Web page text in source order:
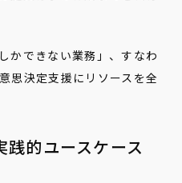
かできない業務」、すなわ
思決定支援にリソースを全
践的ユースケース